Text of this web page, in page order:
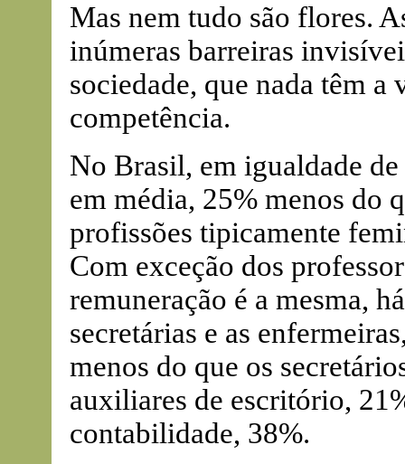
Mas nem tudo são flores.
inúmeras barreiras
sociedade, que nada têm a
competência.
No Brasil, em igualdade
em média, 25% menos do
profissões tipicamente
Com exceção dos
remuneração é a mesma,
secretárias e as
menos do que os
auxiliares de escritório,
contabilidade, 38%.